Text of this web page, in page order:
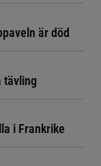
är död
tävling
i Frankrike